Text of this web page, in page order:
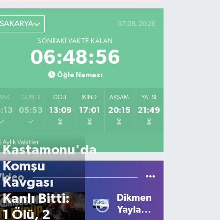
SAKARYA 07.08.2026
SONRAKI VAKTE KALAN
06:48:56
Öğle Namazı
GÜNEŞ
05:53
ÖĞLE
13:09
İKINDI
17:01
AKŞAM
20:15
YATSI
21:49
Aylık Vakitler
Kastamonu'da
Komşu
Kavgası
Kanlı Bitti:
1 Ölü, 2
Dikmen
Yaylası'nda